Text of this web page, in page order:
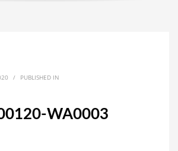
/ PUBLISHED IN
WA0003